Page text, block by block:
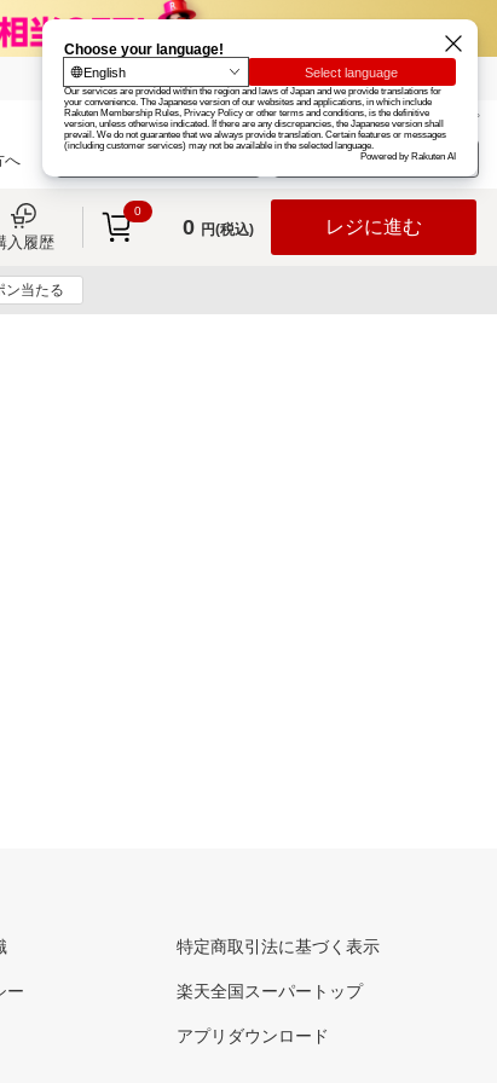
楽天グループ カード
お知らせ ヘルプ
へ ログイン
入履歴
0
0 円(税込) レジに進む
ン当たる
ー
特定商取引法に基づく表示
楽天全国スーパートップ
アプリダウンロード